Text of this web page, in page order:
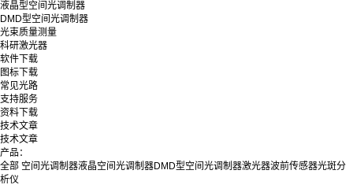
液晶型空间光调制器
DMD型空间光调制器
光束质量测量
科研激光器
软件下载
图标下载
常见光路
支持服务
资料下载
技术文章
技术文章
产品：
全部 空间光调制器液晶空间光调制器DMD型空间光调制器激光器波前传感器光斑分
析仪